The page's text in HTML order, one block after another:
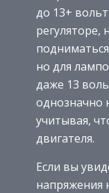
до 13+
но для
даже 13
однозначно
учитывая,
двигателя.
Если вы
напряжения